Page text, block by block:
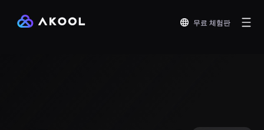
무료 체험판